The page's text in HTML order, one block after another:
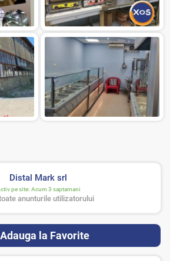
Distal Mark srl
pe site: Acum 3 saptamani
anunturile utilizatorului
Adauga la Favorite